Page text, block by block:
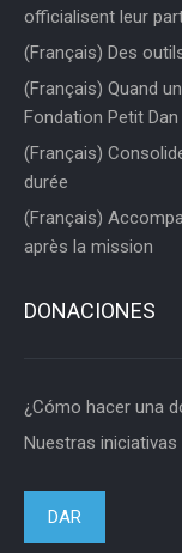
officialisent leur
(Français) Des
(Français) Quand
Fondation Petit Dan
(Français)
durée
(Français)
après la mission
DONACIONES
¿Cómo hacer una
Nuestras iniciativas
DAR